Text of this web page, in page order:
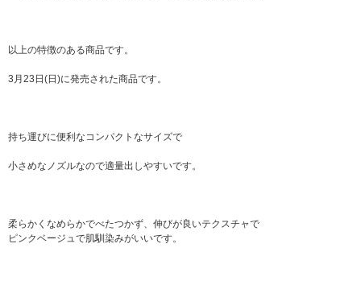
以上の特徴のある商品です。
3月23日(日)に発売された商品です。
持ち運びに便利なコンパクトなサイズで
小さめなノズルなので適量出しやすいです。
柔らかくなめらかでべたつかず、伸びが良いテクスチャで
ピンクベージュで肌馴染みがいいです。